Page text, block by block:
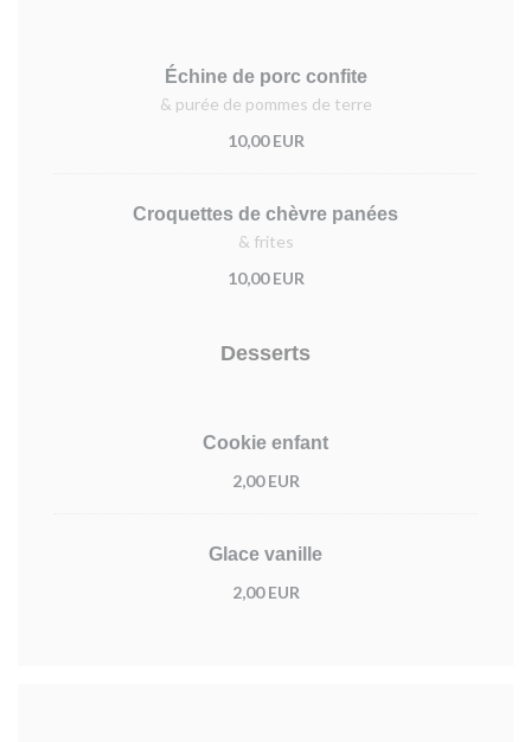
Échine de porc confite
& purée de pommes de terre
10,00 EUR
Croquettes de chèvre panées
& frites
10,00 EUR
Desserts
Cookie enfant
2,00 EUR
Glace vanille
2,00 EUR